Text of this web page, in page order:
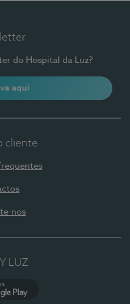
do Hospital da Luz?
aqui
cliente
nos
LUZ